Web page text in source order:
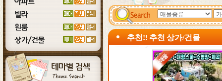
추천!! 추천 상가/건물